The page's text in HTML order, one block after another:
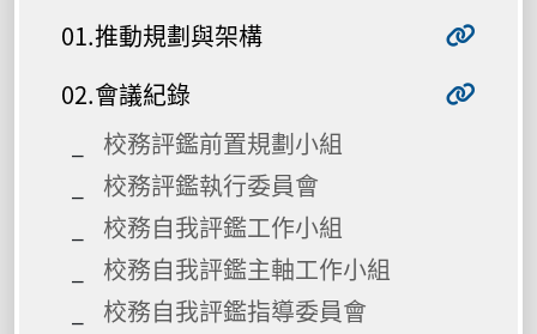
01.推動規劃與架構
02.會議紀錄
校務評鑑前置規劃小組
校務評鑑執行委員會
校務自我評鑑工作小組
校務自我評鑑主軸工作小組
校務自我評鑑指導委員會